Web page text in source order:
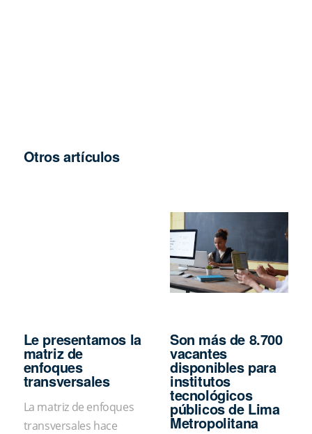
Otros artículos
Le presentamos la
matriz de
enfoques
transversales
La matriz de enfoques
transversales hace
Son más de 8.700
vacantes
disponibles para
institutos
tecnológicos
públicos de Lima
Metropolitana